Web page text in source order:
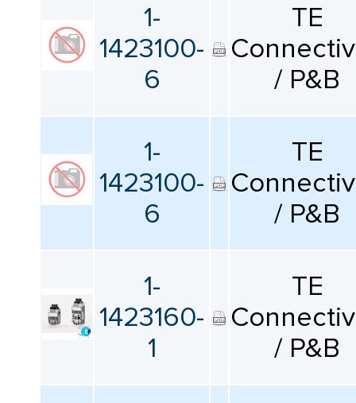
1-
1423100-
6
TE
/ P&B
1-
1423100-
6
TE
/ P&B
1-
1423160-
1
TE
/ P&B